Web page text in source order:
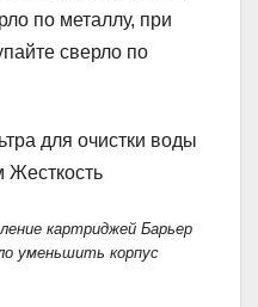
по металлу, при
сверло по
картриджей Барьер
уменьшить корпус